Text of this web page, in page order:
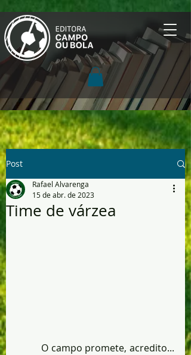
Post
Time de várzea
Rafael Alvarenga
15 de abr. de 2023